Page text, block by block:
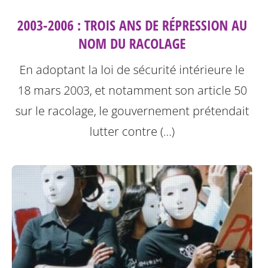
2003-2006 : TROIS ANS DE RÉPRESSION AU
NOM DU RACOLAGE
En adoptant la loi de sécurité intérieure le
18 mars 2003, et notamment son article 50
sur le racolage, le gouvernement prétendait
lutter contre (…)